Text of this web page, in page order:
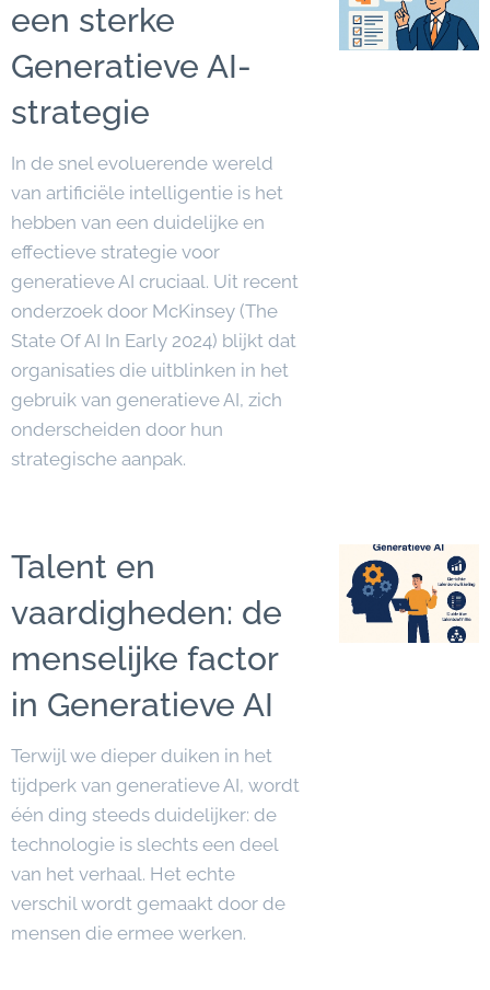
een sterke
Generatieve AI-
strategie
In de snel evoluerende wereld
van artificiële intelligentie is het
hebben van een duidelijke en
effectieve strategie voor
generatieve AI cruciaal. Uit recent
onderzoek door McKinsey (The
State Of AI In Early 2024) blijkt dat
organisaties die uitblinken in het
gebruik van generatieve AI, zich
onderscheiden door hun
strategische aanpak.
Talent en
vaardigheden: de
menselijke factor
in Generatieve AI
Terwijl we dieper duiken in het
tijdperk van generatieve AI, wordt
één ding steeds duidelijker: de
technologie is slechts een deel
van het verhaal. Het echte
verschil wordt gemaakt door de
mensen die ermee werken.